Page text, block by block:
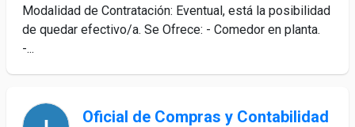
Modalidad de Contratación: Eventual, está la posibilidad
de quedar efectivo/a. Se Ofrece: - Comedor en planta.
-...
Oficial de Compras y Contabilidad